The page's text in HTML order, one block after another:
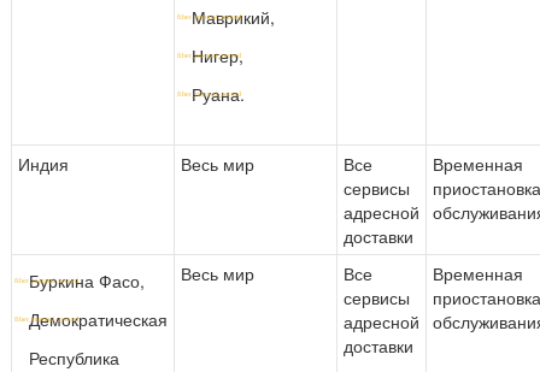
Маврикий,
Нигер,
Руана.
Индия Весь мир
Все
сервисы
адресной
доставки
Временная
Буркина Фасо,
Демократическая
Республика
Весь мир
Все
сервисы
адресной
доставки
Временная